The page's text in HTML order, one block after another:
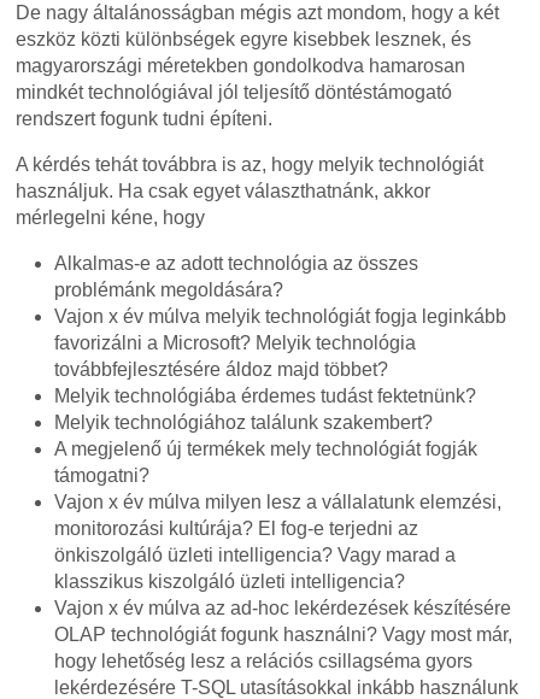
De nagy általánosságban mégis azt mondom, hogy a két
eszköz közti különbségek egyre kisebbek lesznek, és
magyarországi méretekben gondolkodva hamarosan
mindkét technológiával jól teljesítő döntéstámogató
rendszert fogunk tudni építeni.
A kérdés tehát továbbra is az, hogy melyik technológiát
használjuk. Ha csak egyet választhatnánk, akkor
mérlegelni kéne, hogy
Alkalmas-e az adott technológia az összes
problémánk megoldására?
Vajon x év múlva melyik technológiát fogja leginkább
favorizálni a Microsoft? Melyik technológia
továbbfejlesztésére áldoz majd többet?
Melyik technológiába érdemes tudást fektetnünk?
Melyik technológiához találunk szakembert?
A megjelenő új termékek mely technológiát fogják
támogatni?
Vajon x év múlva milyen lesz a vállalatunk elemzési,
monitorozási kultúrája? El fog-e terjedni az
önkiszolgáló üzleti intelligencia? Vagy marad a
klasszikus kiszolgáló üzleti intelligencia?
Vajon x év múlva az ad-hoc lekérdezések készítésére
OLAP technológiát fogunk használni? Vagy most már,
hogy lehetőség lesz a relációs csillagséma gyors
lekérdezésére T-SQL utasításokkal inkább használunk